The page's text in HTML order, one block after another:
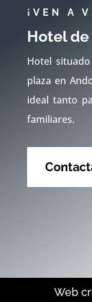
¡VEN A
Hotel
Hotel
plaza en
ideal tanto
familiares.
Web